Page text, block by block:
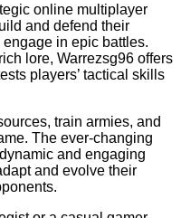
online multiplayer
and defend their
in epic battles.
lore, Warrezsg96 offers
players’ tactical skills
train armies, and
The ever-changing
and engaging
and evolve their